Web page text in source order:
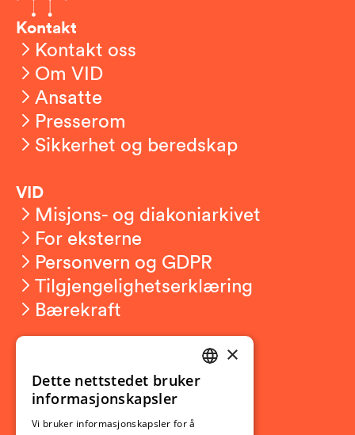
Kontakt
Kontakt oss
Om VID
Ansatte
Presserom
Sikkerhet og beredskap
VID
Misjons- og diakoniarkivet
For eksterne
Personvern og GDPR
Tilgjengelighetserklæring
Bærekraft
Ny student
Utveksling
Opptak
NORWEGIAN
×
Dette nettstedet bruker
informasjonskapsler
Vi bruker informasjonskapsler for å